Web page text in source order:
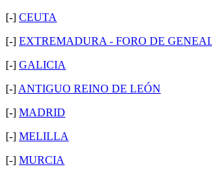
[-] CEUTA
[-] EXTREMADURA - FORO DE
[-] GALICIA
[-] ANTIGUO REINO DE LEÓN
[-] MADRID
[-] MELILLA
[-] MURCIA